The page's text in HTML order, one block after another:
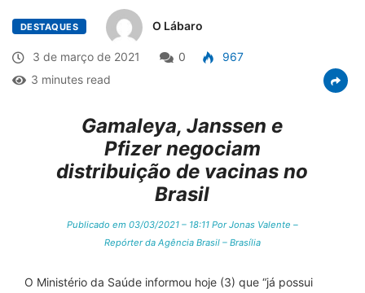
DESTAQUES O Lábaro
3 de março de 2021 0
967
3 minutes read
Gamaleya, Janssen e
Pfizer negociam
distribuição de vacinas no
Brasil
Publicado em 03/03/2021 – 18:11 Por Jonas Valente –
Repórter da Agência Brasil – Brasília
O Ministério da Saúde informou hoje (3) que “já possui